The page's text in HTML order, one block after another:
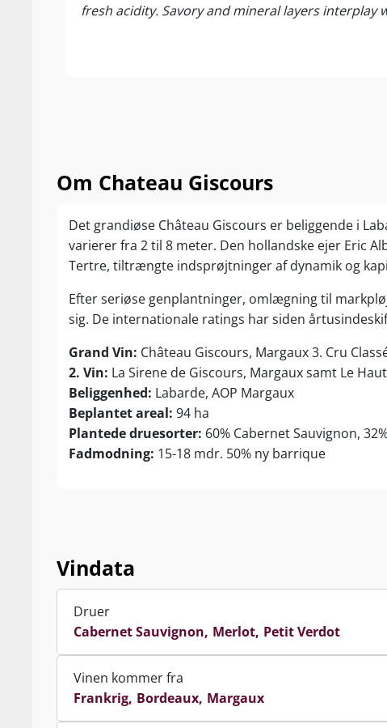
fresh acidity. Savory and mineral layers interplay
Om Chateau Giscours
Det grandiøse Château Giscours er beliggende i
varierer fra 2 til 8 meter. Den hollandske ejer Eric
Tertre, tiltrængte indsprøjtninger af dynamik og
Efter seriøse genplantninger, omlægning til
sig. De internationale ratings har siden
Grand Vin: Château Giscours, Margaux 3. Cru
2. Vin: La Sirene de Giscours, Margaux samt Le
Beliggenhed: Labarde, AOP Margaux
Beplantet areal: 94 ha
Plantede druesorter: 60% Cabernet Sauvignon,
Fadmodning: 15-18 mdr. 50% ny barrique
Vindata
Druer
Cabernet Sauvignon Merlot Petit Verdot
Vinen kommer fra
Frankrig Bordeaux Margaux